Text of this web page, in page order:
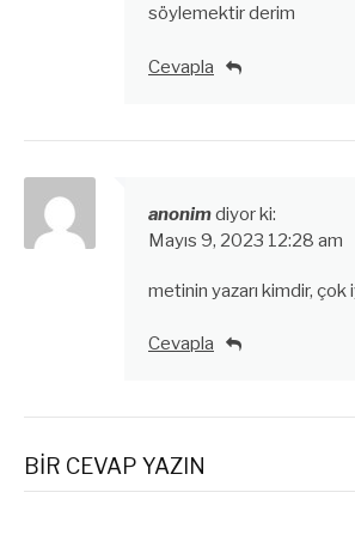
söylemektir derim
Cevapla
anonimdiyor ki:
Mayıs 9, 2023 12:28 am
metinin yazarı kimdir, çok
Cevapla
BIR CEVAP YAZIN